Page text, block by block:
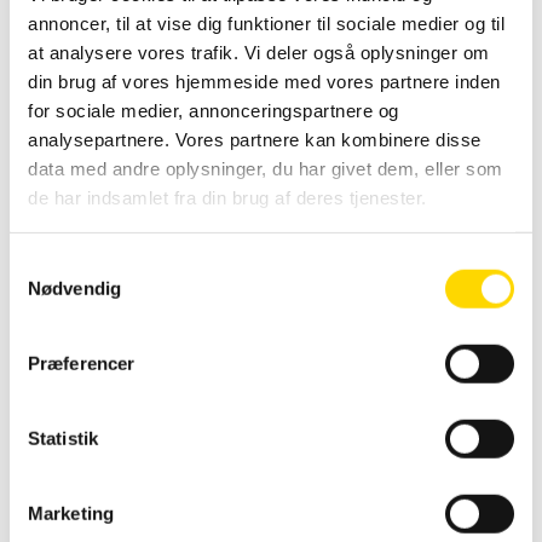
annoncer, til at vise dig funktioner til sociale medier og til
at analysere vores trafik. Vi deler også oplysninger om
din brug af vores hjemmeside med vores partnere inden
for sociale medier, annonceringspartnere og
analysepartnere. Vores partnere kan kombinere disse
data med andre oplysninger, du har givet dem, eller som
de har indsamlet fra din brug af deres tjenester.
Nødvendig
Præferencer
Statistik
Marketing
Quantity
Tilføj til kurv
Du kunne også være interesseret i…
med banner og print
banner og print
LED Spot til roll-up, sølv, 9W
Køb før kl. 14 og
modtag varen dagen
Gælder ikke varer med
Leveringstider står på